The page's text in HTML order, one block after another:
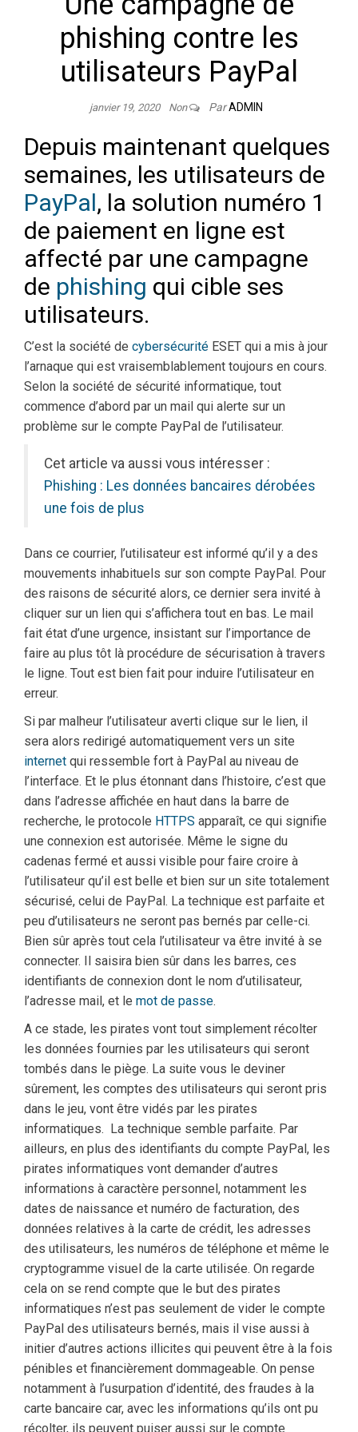
phishing contre les
utilisateurs PayPal
janvier 19, 2020 Non ParADMIN
Depuis maintenant quelques
semaines, les utilisateurs de
PayPal, la solution numéro 1
de paiement en ligne est
affecté par une campagne
de phishing qui cible ses
utilisateurs.
C’est la société de cybersécurité ESET qui a mis à jour
l’arnaque qui est vraisemblablement toujours en cours.
Selon la société de sécurité informatique, tout
commence d’abord par un mail qui alerte sur un
problème sur le compte PayPal de l’utilisateur.
Cet article va aussi vous intéresser :
Phishing : Les données bancaires dérobées
une fois de plus
Dans ce courrier, l’utilisateur est informé qu’il y a des
mouvements inhabituels sur son compte PayPal. Pour
des raisons de sécurité alors, ce dernier sera invité à
cliquer sur un lien qui s’affichera tout en bas. Le mail
fait état d’une urgence, insistant sur l’importance de
faire au plus tôt là procédure de sécurisation à travers
le ligne. Tout est bien fait pour induire l’utilisateur en
erreur.
Si par malheur l’utilisateur averti clique sur le lien, il
sera alors redirigé automatiquement vers un site
internet qui ressemble fort à PayPal au niveau de
l’interface. Et le plus étonnant dans l’histoire, c’est que
dans l’adresse affichée en haut dans la barre de
recherche, le protocole HTTPS apparaît, ce qui signifie
une connexion est autorisée. Même le signe du
cadenas fermé et aussi visible pour faire croire à
l’utilisateur qu’il est belle et bien sur un site totalement
sécurisé, celui de PayPal. La technique est parfaite et
peu d’utilisateurs ne seront pas bernés par celle-ci.
Bien sûr après tout cela l’utilisateur va être invité à se
connecter. Il saisira bien sûr dans les barres, ces
identifiants de connexion dont le nom d’utilisateur,
l’adresse mail, et le mot de passe.
A ce stade, les pirates vont tout simplement récolter
les données fournies par les utilisateurs qui seront
tombés dans le piège. La suite vous le deviner
sûrement, les comptes des utilisateurs qui seront pris
dans le jeu, vont être vidés par les pirates
informatiques. La technique semble parfaite. Par
ailleurs, en plus des identifiants du compte PayPal, les
pirates informatiques vont demander d’autres
informations à caractère personnel, notamment les
dates de naissance et numéro de facturation, des
données relatives à la carte de crédit, les adresses
des utilisateurs, les numéros de téléphone et même le
cryptogramme visuel de la carte utilisée. On regarde
cela on se rend compte que le but des pirates
informatiques n’est pas seulement de vider le compte
PayPal des utilisateurs bernés, mais il vise aussi à
initier d’autres actions illicites qui peuvent être à la fois
pénibles et financièrement dommageable. On pense
notamment à l’usurpation d’identité, des fraudes à la
carte bancaire car, avec les informations qu’ils ont pu
récolter, ils peuvent puiser aussi sur le compte